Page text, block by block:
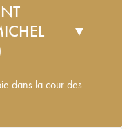
▼
dans la cour des